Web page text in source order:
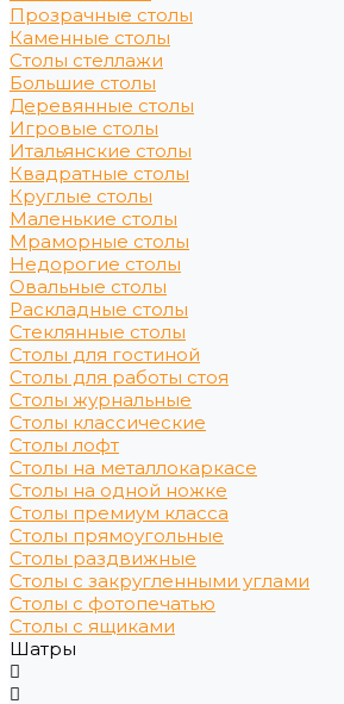
Прозрачные столы
Каменные столы
Столы стеллажи
Большие столы
Деревянные столы
Игровые столы
Итальянские столы
Квадратные столы
Круглые столы
Маленькие столы
Мраморные столы
Недорогие столы
Овальные столы
Раскладные столы
Стеклянные столы
Столы для гостиной
Столы для работы стоя
Столы журнальные
Столы классические
Столы лофт
Столы на металлокаркасе
Столы на одной ножке
Столы премиум класса
Столы прямоугольные
Столы раздвижные
Столы с закругленными углами
Столы с фотопечатью
Столы с ящиками
Шатры